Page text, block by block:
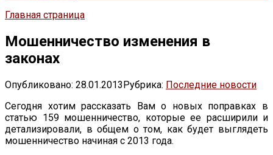
Главная страница
Мошенничество изменения в
законах
Опубликовано: 28.01.2013Рубрика: Последние новости
Сегодня хотим рассказать Вам о новых поправках в
статью 159 мошенничество, которые ее расширили и
детализировали, в общем о том, как будет выглядеть
мошенничество начиная с 2013 года.